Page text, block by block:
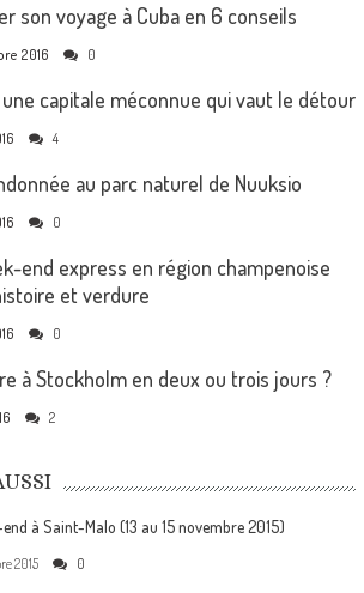
son voyage à Cuba en 6 conseils
2016 0
une capitale méconnue qui vaut le détour
4
au parc naturel de Nuuksio
0
end express en région champenoise
et verdure
0
à Stockholm en deux ou trois jours ?
2
à Saint-Malo (13 au 15 novembre 2015)
2015 0